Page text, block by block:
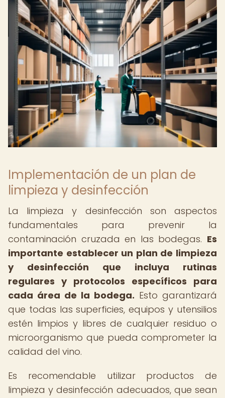
Implementación de un plan de
limpieza y desinfección
La limpieza y desinfección son aspectos
fundamentales para prevenir la
contaminación cruzada en las bodegas. Es
importante establecer un plan de limpieza
y desinfección que incluya rutinas
regulares y protocolos específicos para
cada área de la bodega. Esto garantizará
que todas las superficies, equipos y utensilios
estén limpios y libres de cualquier residuo o
microorganismo que pueda comprometer la
calidad del vino.
Es recomendable utilizar productos de
limpieza y desinfección adecuados, que sean